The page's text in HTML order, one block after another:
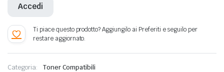
Accedi
Categoria: Toner Compatibili